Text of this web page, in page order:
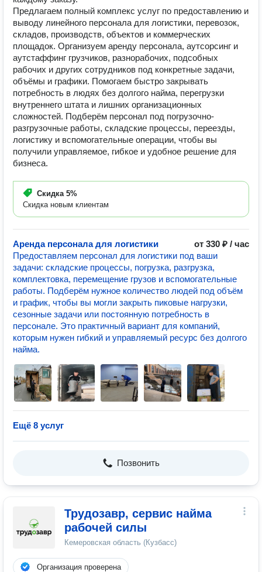
Предлагаем полный комплекс услуг по предоставлению и
выводу линейного персонала для логистики, перевозок,
складов, производств, объектов и коммерческих
площадок. Организуем аренду персонала, аутсорсинг и
аутстаффинг грузчиков, разнорабочих, подсобных
рабочих и других сотрудников под конкретные задачи,
объёмы и графики. Помогаем быстро закрывать
потребность в людях без долгого найма, перегрузки
внутреннего штата и лишних организационных
сложностей. Подберём персонал под погрузочно-
разгрузочные работы, складские процессы, переезды,
логистику и вспомогательные операции, чтобы вы
получили управляемое, гибкое и удобное решение для
бизнеса.
Скидка 5%
Скидка новым клиентам
Аренда персонала для логистики
от 330 ₽ / час
Предоставляем персонал для логистики под ваши
задачи: складские процессы, погрузка, разгрузка,
комплектовка, перемещение грузов и вспомогательные
работы. Подберём нужное количество людей под объём
и график, чтобы вы могли закрыть пиковые нагрузки,
сезонные задачи или постоянную потребность в
персонале. Это практичный вариант для компаний,
которым нужен гибкий и управляемый ресурс без долгого
найма.
Ещё 8 услуг
Позвонить
Трудозавр, сервис найма
рабочей силы
Кемеровская область (Кузбасс)
Организация проверена